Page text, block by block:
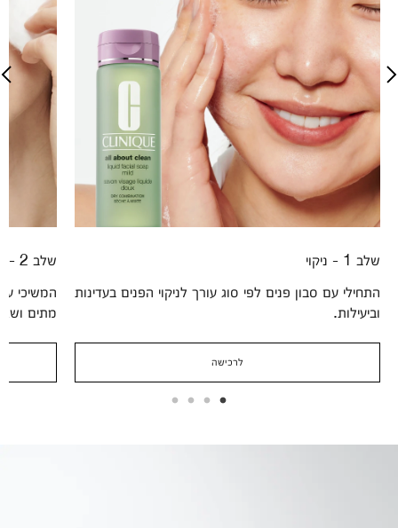
שלב 1 - ניקוי
התחילי עם סבון פנים לפי סוג עורך לניקוי הפנים בעדינות
וביעילות.
לרכישה
שלב 2 - הסרה
המשיכי
מתים